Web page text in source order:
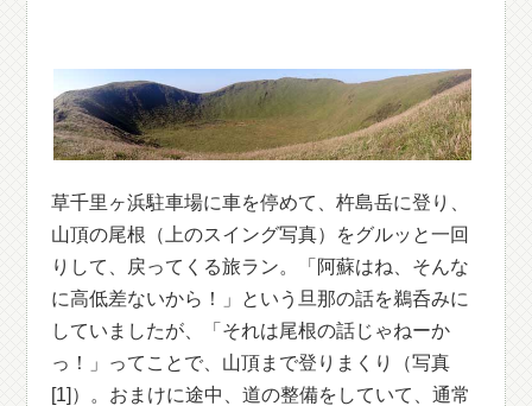
草千里ヶ浜駐車場に車を停めて、杵島岳に登り、
山頂の尾根（上のスイング写真）をグルッと一回
りして、戻ってくる旅ラン。「阿蘇はね、そんな
に高低差ないから！」という旦那の話を鵜呑みに
していましたが、「それは尾根の話じゃねーか
っ！」ってことで、山頂まで登りまくり（写真
[1]）。おまけに途中、道の整備をしていて、通常